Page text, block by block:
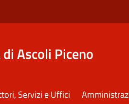
Ascoli Piceno
Servizi e Uffici